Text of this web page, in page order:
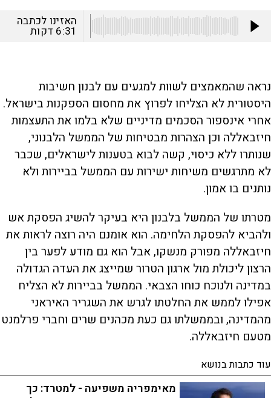
האזינו לכתבה
6:31 דקות
נראה שהמאמצים לשוות למגעים עם לבנון חשיבות
היסטורית לא הצליחו לפרוץ את מחסום הספקנות בישראל.
אחרי אינספור הסכמים מדיניים שלא בלמו את התעצמות
חיזבאללה וכן הצהרות מבטיחות של הממשל הלבנוני,
שנותרו ללא כיסוי, קשה לבוא בטענות לישראלים, שכבר
לא מתרגשים משיחות ישירות עם הממשל בביירות ולא
נותנים בו אמון.
מטרתו של הממשל בלבנון היא בעיקר להשיג הפסקת אש
ולהביא להפסקת הלחימה. הוא אומנם היה רוצה לראות את
חיזבאללה מפורק מנשקו, אבל הוא גם מודע לפער בין
הרצון ליכולת מול ארגון הטרור שמייצג את העדה הגדולה
במדינה ולנוכח כוחו הצבאי. הממשל בביירות לא הצליח
אפילו לממש את החלטתו לגרש את השגריר האיראני
מהמדינה, ובממשלתו גם כעת מכהנים שרים וחברי פרלמנט
מטעם חיזבאללה.
עוד כתבות בנושא
מאימפריה משפיעה - למטרד: כך